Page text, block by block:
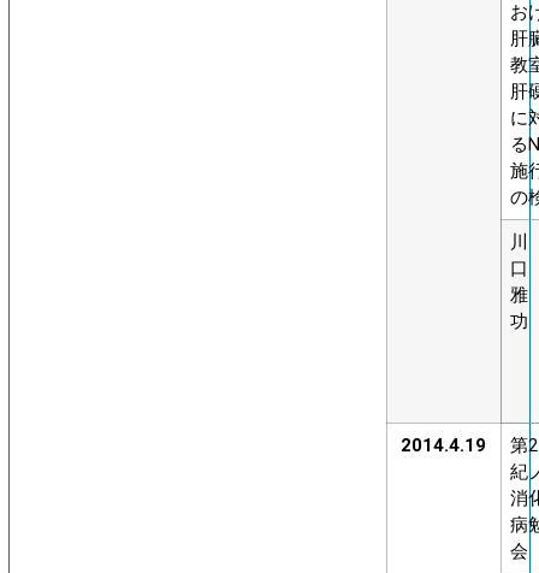
お
肝
教
肝
に
る
施
の
川
口
雅
功
2014.4.19
第
紀
消
病
会